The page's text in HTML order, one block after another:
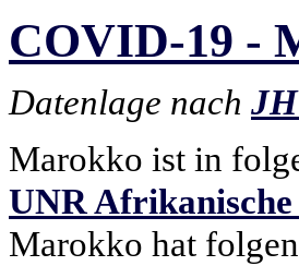
COVID-19 -
Datenlage nach
Marokko ist in
UNR
Marokko hat